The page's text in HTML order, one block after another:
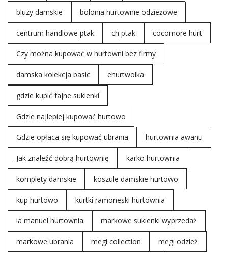
miejsca, gdzie prostota staje się synonimem stylu.
Odkryj: niepowtarzalne sukienki na wesele, najlepszae
hurtownia
Body damskie basic – Po czym
poznać basicowebody ?
Body…
bluzy damskie bolonia hurtownie odzieżowe
centrum handlowe ptak ch ptak cocomore hurt
Czy można kupować w hurtowni bez firmy
damska kolekcja basic ehurtwolka
gdzie kupić fajne sukienki
Gdzie najlepiej kupować hurtowo
Gdzie opłaca się kupować ubrania hurtownia awanti
Jak znaleźć dobrą hurtownię karko hurtownia
komplety damskie koszule damskie hurtowo
kup hurtowo kurtki ramoneski hurtownia
la manuel hurtownia markowe sukienki wyprzedaż
markowe ubrania megi collection megi odzież